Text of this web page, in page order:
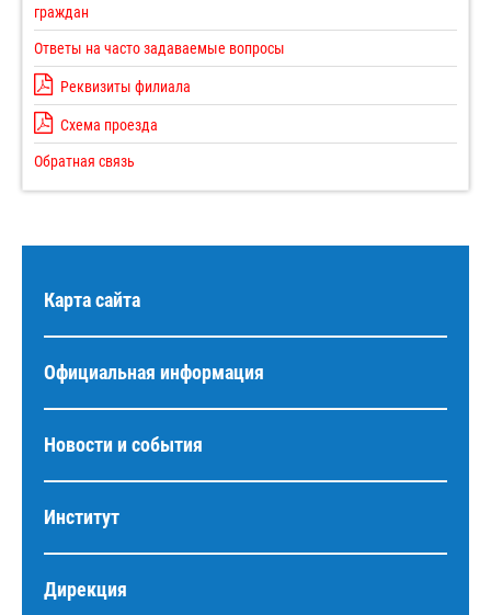
граждан
Ответы на часто задаваемые вопросы
Реквизиты филиала
Схема проезда
Обратная связь
Карта сайта
Официальная информация
Новости и события
Институт
Дирекция